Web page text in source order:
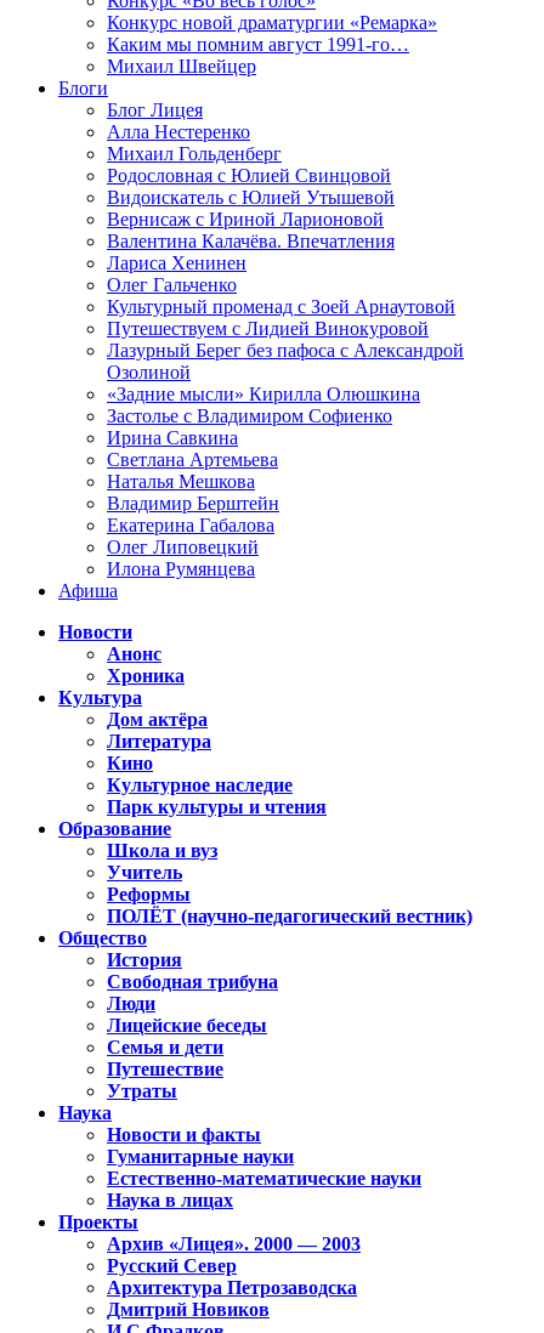
Конкурс новой драматургии «Ремарка»
Каким мы помним август 1991-го…
Михаил Швейцер
Блоги
Блог Лицея
Алла Нестеренко
Михаил Гольденберг
Родословная с Юлией Свинцовой
Видоискатель с Юлией Утышевой
Вернисаж с Ириной Ларионовой
Валентина Калачёва. Впечатления
Лариса Хенинен
Олег Гальченко
Культурный променад с Зоей Арнаутовой
Путешествуем с Лидией Винокуровой
Лазурный Берег без пафоса с Александрой
Озолиной
«Задние мысли» Кирилла Олюшкина
Застолье с Владимиром Софиенко
Ирина Савкина
Светлана Артемьева
Наталья Мешкова
Владимир Берштейн
Екатерина Габалова
Олег Липовецкий
Илона Румянцева
Афиша
Новости
Анонс
Хроника
Культура
Дом актёра
Литература
Кино
Культурное наследие
Парк культуры и чтения
Образование
Школа и вуз
Учитель
Реформы
ПОЛЁТ (научно-педагогический вестник)
Общество
История
Свободная трибуна
Люди
Лицейские беседы
Семья и дети
Путешествие
Утраты
Наука
Новости и факты
Гуманитарные науки
Естественно-математические науки
Наука в лицах
Проекты
Архив «Лицея». 2000 — 2003
Русский Север
Архитектура Петрозаводска
Дмитрий Новиков